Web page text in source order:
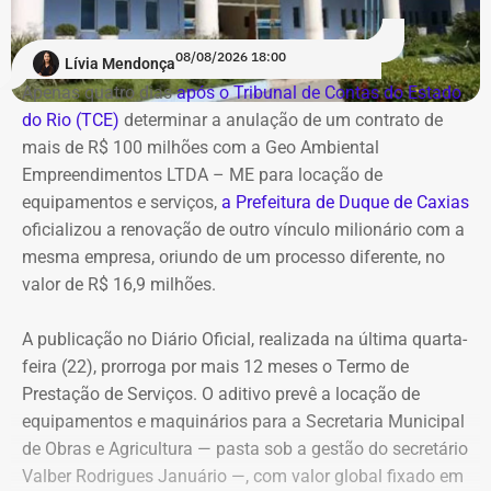
ações de compliance da companhia, que recentemente
reforçou auditorias internas em parceria com o GSI e a
Casa Civil.
A empresa também destaca que não possui SUVs
blindados em sua frota própria, razão pela qual optou
pela locação dos veículos por meio de adesão à ata do
GSI.
Os veículos serão destinados exclusivamente aos
Suprimentos (DSU) e Segurança e Governança (DSG). O
contrato foi firmado com a empresa Rei dos Blindados
Locação de Veículos Ltda. e prevê a locação de quatro
SUVs zero quilômetro, com blindagem nível III-A, sem
motorista e sem fornecimento de combustível.
Lívia Mendonça08/08/2026 18:00
Apenas quatro diasapós o Tribunal de Contas do Estado
do Rio (TCE) determinar a anulação de um contrato de
mais de R$ 100 milhões com a Geo Ambiental
Empreendimentos LTDA – ME para locação de
equipamentos e serviços, a Prefeitura de Duque de Caxias
oficializou a renovação de outro vínculo milionário com a
mesma empresa, oriundo de um processo diferente, no
valor de R$ 16,9 milhões.
A publicação no Diário Oficial, realizada na última quarta-
feira (22), prorroga por mais 12 meses o Termo de
Prestação de Serviços. O aditivo prevê a locação de
equipamentos e maquinários para a Secretaria Municipal
de Obras e Agricultura — pasta sob a gestão do secretário
Valber Rodrigues Januário —, com valor global fixado em